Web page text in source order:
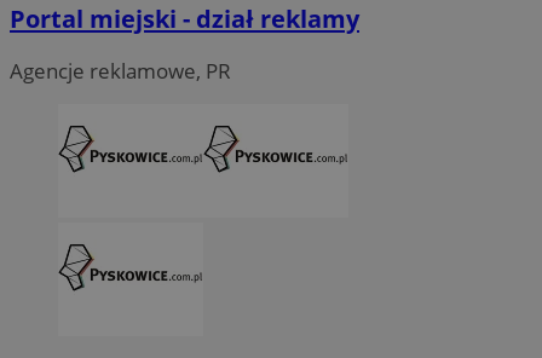
Portal miejski - dział reklamy
Agencje reklamowe, PR